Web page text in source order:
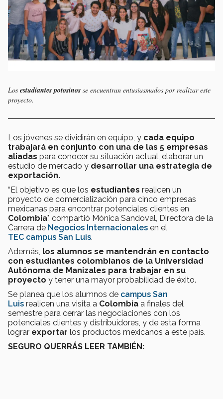
Los estudiantes potosinos se encuentran entusiasmados por realizar este
proyecto.
Los jóvenes se dividirán en equipo, y cada equipo
trabajará en conjunto con una de las 5 empresas
aliadas para conocer su situación actual, elaborar un
estudio de mercado y desarrollar una estrategia de
exportación.
“El objetivo es que los estudiantes realicen un
proyecto de comercialización para cinco empresas
mexicanas para encontrar potenciales clientes en
Colombia", compartió Mónica Sandoval, Directora de la
Carrera de Negocios Internacionales en el
TEC campus San Luis.
Además, los alumnos se mantendrán en contacto
con estudiantes colombianos de la Universidad
Autónoma de Manizales para trabajar en su
proyecto y tener una mayor probabilidad de éxito.
Se planea que los alumnos de campus San
Luis realicen una visita a Colombia a finales del
semestre para cerrar las negociaciones con los
potenciales clientes y distribuidores, y de esta forma
lograr exportar los productos mexicanos a este país.
SEGURO QUERRÁS LEER TAMBIÉN: